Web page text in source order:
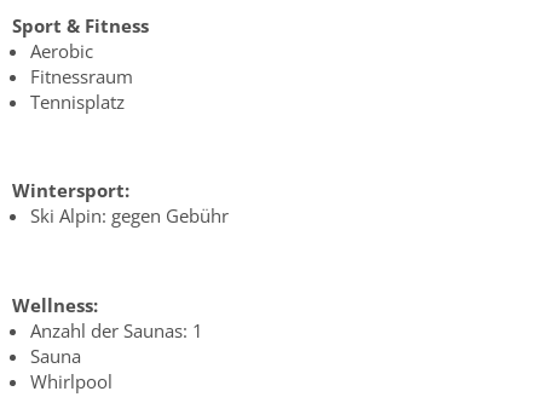
Sport & Fitness
Aerobic
Fitnessraum
Tennisplatz
Wintersport:
Ski Alpin: gegen Gebühr
Wellness:
Anzahl der Saunas: 1
Sauna
Whirlpool